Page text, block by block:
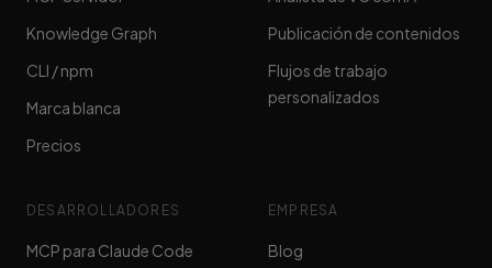
Knowledge Graph
CLI / npm
Marca blanca
Precios
Publicación de contenidos
Flujos de trabajo
personalizados
DESARROLLADORES
MCP para Claude Code
EMPRESA
Blog